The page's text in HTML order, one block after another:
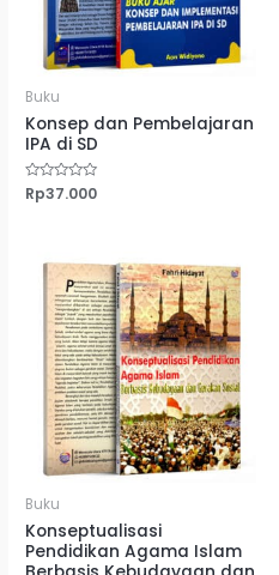
Buku
Konsep dan Pembelajaran
IPA di SD
Dinilai
0
Rp37.000
Buku
Konseptualisasi
Pendidikan Agama Islam